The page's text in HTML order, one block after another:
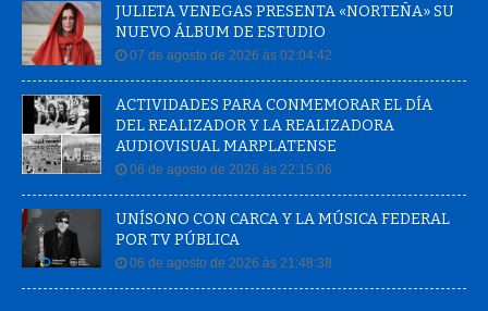
JULIETA VENEGAS PRESENTA «NORTEÑA» SU
NUEVO ÁLBUM DE ESTUDIO
07 de agosto de 2026 às 02:04:42
ACTIVIDADES PARA CONMEMORAR EL DÍA
DEL REALIZADOR Y LA REALIZADORA
AUDIOVISUAL MARPLATENSE
06 de agosto de 2026 às 22:15:06
UNÍSONO CON CARCA Y LA MÚSICA FEDERAL
POR TV PÚBLICA
06 de agosto de 2026 às 21:48:38